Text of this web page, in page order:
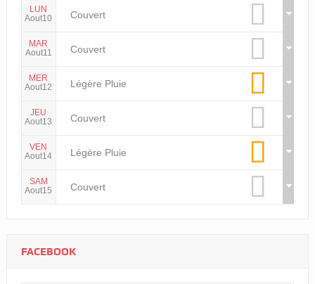
LUN
Aout10
Couvert
MAR
Aout11
Couvert
MER
Aout12
Légère Pluie
JEU
Aout13
Couvert
VEN
Aout14
Légère Pluie
SAM
Aout15
Couvert
FACEBOOK